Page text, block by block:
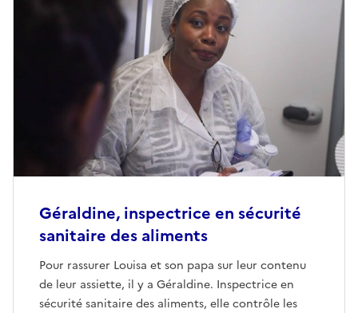
Géraldine, inspectrice en sécurité
sanitaire des aliments
Pour rassurer Louisa et son papa sur leur contenu
de leur assiette, il y a Géraldine. Inspectrice en
sécurité sanitaire des aliments, elle contrôle les